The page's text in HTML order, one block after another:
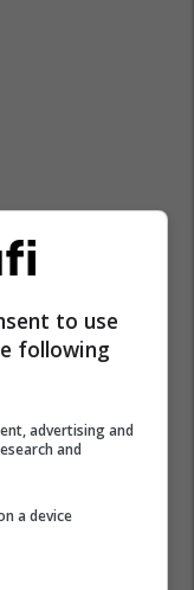
to use
following
advertising and
and
a device